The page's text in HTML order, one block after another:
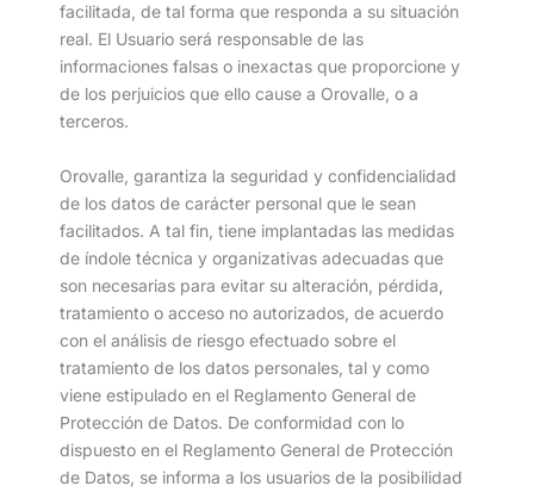
facilitada, de tal forma que responda a su situación
real. El Usuario será responsable de las
informaciones falsas o inexactas que proporcione y
de los perjuicios que ello cause a Orovalle, o a
terceros.
Orovalle, garantiza la seguridad y confidencialidad
de los datos de carácter personal que le sean
facilitados. A tal fin, tiene implantadas las medidas
de índole técnica y organizativas adecuadas que
son necesarias para evitar su alteración, pérdida,
tratamiento o acceso no autorizados, de acuerdo
con el análisis de riesgo efectuado sobre el
tratamiento de los datos personales, tal y como
viene estipulado en el Reglamento General de
Protección de Datos. De conformidad con lo
dispuesto en el Reglamento General de Protección
de Datos, se informa a los usuarios de la posibilidad